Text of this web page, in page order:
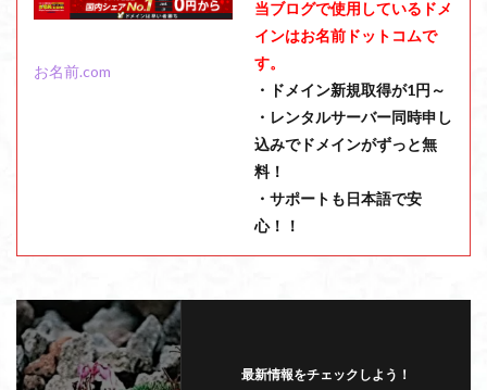
お名前.com
当ブログで使用しているドメ
インはお名前ドットコムで
す。
・ドメイン新規取得が1円～
・レンタルサーバー同時申し
込みでドメインがずっと無
料！
・サポートも日本語で安
心！！
最新情報をチェックしよう！